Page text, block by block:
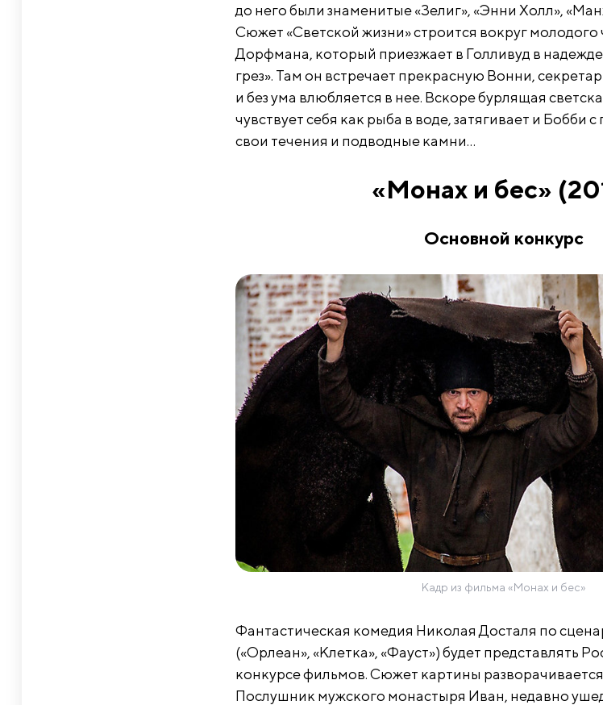
до него были знаменитые «Зелиг», «Энни Холл»,
Сюжет «Светской жизни» строится вокруг молодого
Дорфмана, который приезжает в Голливуд в
грез». Там он встречает прекрасную Вонни,
и без ума влюбляется в нее. Вскоре бурлящая
чувствует себя как рыба в воде, затягивает и Бобби
свои течения и подводные камни…
«Монах и бес»
Основной конкурс
Кадр из фильма «Монах и бес»
Фантастическая комедия Николая Досталя по
(«Орлеан», «Клетка», «Фауст») будет представлять
конкурсе фильмов. Сюжет картины разворачивается
Послушник мужского монастыря Иван, недавно